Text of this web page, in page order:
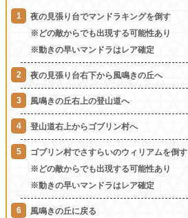
夜の見張り台でマンドラキングを倒す
※どの敵からでも出現する可能性あり
※動きの早いマンドラはレア確定
夜の見張り台右下から風鳴きの丘へ
風鳴きの丘右上の登山道へ
登山道右上からゴブリン村へ
ゴブリン村でさすらいのウィリアムを倒す
※どの敵からでも出現する可能性あり
※動きの早いマンドラはレア確定
風鳴きの丘に戻る